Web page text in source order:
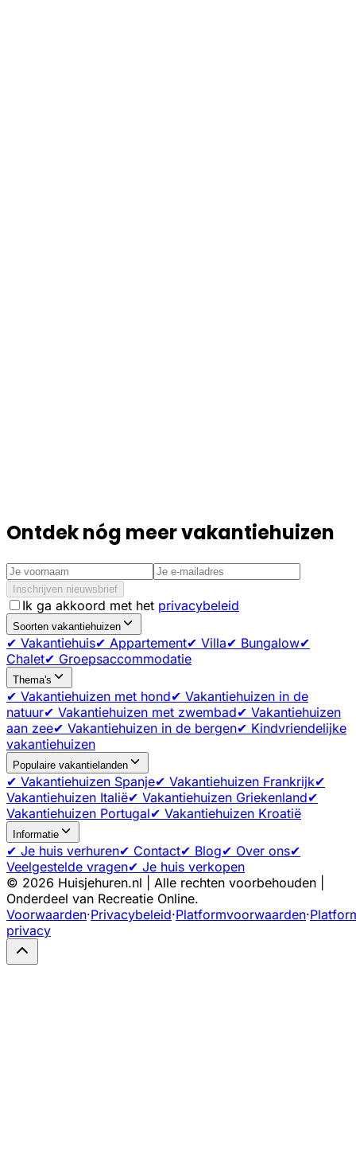
Ontdek nóg meer vakantiehuizen
Inschrijven nieuwsbrief
Ik ga akkoord met het privacybeleid
Soorten vakantiehuizen
✔ Vakantiehuis✔ Appartement✔ Villa✔ Bungalow✔
Chalet✔ Groepsaccommodatie
Thema's
✔ Vakantiehuizen met hond✔ Vakantiehuizen in de
natuur✔ Vakantiehuizen met zwembad✔ Vakantiehuizen
aan zee✔ Vakantiehuizen in de bergen✔ Kindvriendelijke
vakantiehuizen
Populaire vakantielanden
✔ Vakantiehuizen Spanje✔ Vakantiehuizen Frankrijk✔
Vakantiehuizen Italië✔ Vakantiehuizen Griekenland✔
Vakantiehuizen Portugal✔ Vakantiehuizen Kroatië
Informatie
✔ Je huis verhuren✔ Contact✔ Blog✔ Over ons✔
Veelgestelde vragen✔ Je huis verkopen
© 2026 Huisjehuren.nl | Alle rechten voorbehouden |
Onderdeel van Recreatie Online.
Voorwaarden·Privacybeleid·Platformvoorwaarden·
privacy